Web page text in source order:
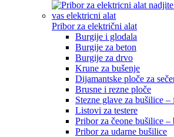
Pribor za električni alat
Burgije i glodala
Burgije za beton
Burgije za drvo
Krune za bušenje
Dijamantske ploče za
Brusne i rezne ploče
Stezne glave za bušilice –
Listovi za testere
Pribor za čeone bušilice –
Pribor za udarne bušilice